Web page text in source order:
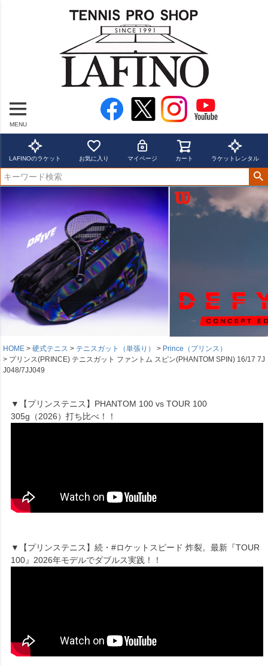
MENU
LAFINOのラケット お気に入り マイページ カート ラケットレンタル
HOME 硬式テニス テニスガット（単張り）
Prince（プリンス）
プリンス(PRINCE) テニスガット ファントム スピン(PHANTOM SPIN) 16/17 7J
J048/7JJ049
▼【プリンステニス】PHANTOM 100 vs TOUR 100
305g（2026）打ち比べ！！
▼【プリンステニス】続・#ロケットスピード 炸裂。最新『TOUR
100』2026年モデルでダブルス実践！！